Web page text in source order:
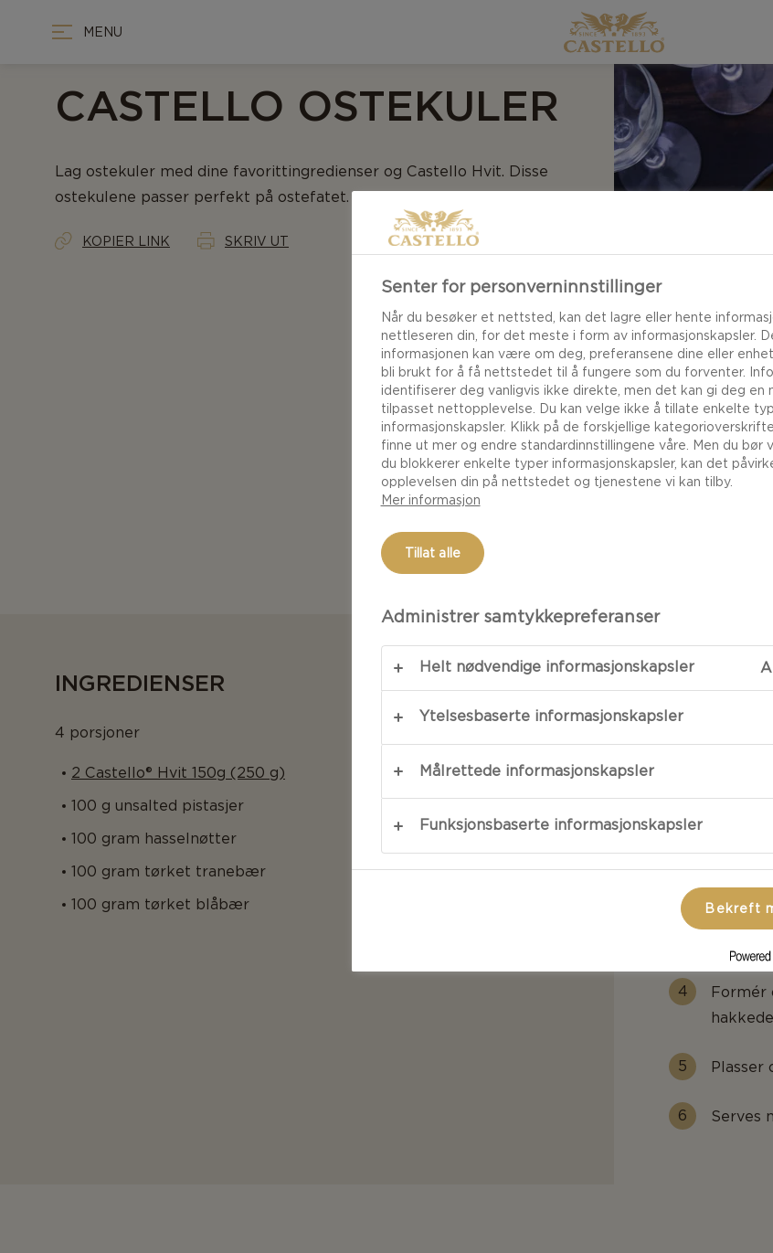
MENU
CASTELLO OSTEKULER
Lag ostekuler med dine favorittingredienser og Castello Hvit. Disse
ostekulene passer perfekt på ostefatet. Se oppskriften her.
KOPIER LINK SKRIV UT
INGREDIENSER
4 porsjoner
2 Castello® Hvit 150g (250 g)
100 g unsalted pistasjer
100 gram hasselnøtter
100 gram tørket tranebær
100 gram tørket blåbær
Slik Lager
Skjær
hvile i
Når
nøtter
Rør 1/3
Formér
Plasser
Serves
Senter for personverninnstillinger
Når du besøker et nettsted, kan det lagre eller hente
nettleseren din, for det meste i form av informasjonskapsler.
informasjonen kan være om deg, preferansene dine eller
bli brukt for å få nettstedet til å fungere som du forventer.
identifiserer deg vanligvis ikke direkte, men det kan gi deg en
tilpasset nettopplevelse. Du kan velge ikke å tillate enkelte
informasjonskapsler. Klikk på de forskjellige
finne ut mer og endre standardinnstillingene våre. Men du bør
du blokkerer enkelte typer informasjonskapsler, kan det
opplevelsen din på nettstedet og tjenestene vi kan tilby.
Mer informasjon
Tillat alle
Administrer samtykkepreferanser
Helt nødvendige informasjonskapsler
Ytelsesbaserte informasjonskapsler
Målrettede informasjonskapsler
Funksjonsbaserte informasjonskapsler
Bekreft